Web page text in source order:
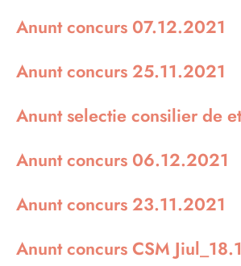
Anunt concurs 07.12.2021
Anunt concurs 25.11.2021
Anunt selectie consilier de
Anunt concurs 06.12.2021
Anunt concurs 23.11.2021
Anunt concurs CSM